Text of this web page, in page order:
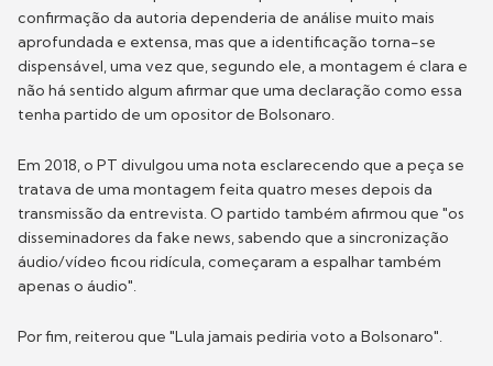
confirmação da autoria dependeria de análise muito mais
aprofundada e extensa, mas que a identificação torna-se
dispensável, uma vez que, segundo ele, a montagem é clara e
não há sentido algum afirmar que uma declaração como essa
tenha partido de um opositor de Bolsonaro.
Em 2018, o PT divulgou uma nota esclarecendo que a peça se
tratava de uma montagem feita quatro meses depois da
transmissão da entrevista. O partido também afirmou que "os
disseminadores da fake news, sabendo que a sincronização
áudio/vídeo ficou ridícula, começaram a espalhar também
apenas o áudio".
Por fim, reiterou que "Lula jamais pediria voto a Bolsonaro".